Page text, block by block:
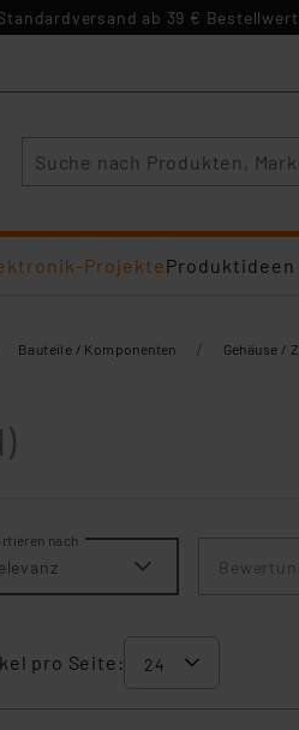
ab 39 € Bestellwert
Projekte
Bauteile / Komponenten / Gehäuse /
nach
pro Seite: